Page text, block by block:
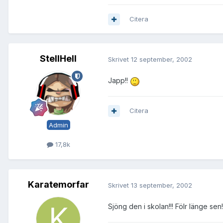
Citera
StellHell
Admin
17,8k
Skrivet 12 september, 2002
Japp!!
Citera
Karatemorfar Skrivet 13 september, 2002
Sjöng den i skolan!!! Fölr länge